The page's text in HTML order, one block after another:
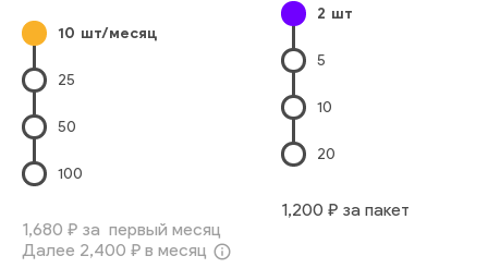
парящий
место обитания
полет
большой крыло
мигрирующий
виды мужчины
плющ
10 шт/месяц
25
50
100
1,680 ₽ за первый месяц
Далее 2,400 ₽ в месяц info_outline
2 шт
5
10
20
1,200 ₽ за пакет